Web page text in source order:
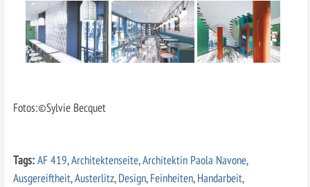
Fotos:©Sylvie Becquet
Tags:AF 419,Architektenseite,Architektin Paola Navone,
Ausgereiftheit,Austerlitz,Design,Feinheiten,Handarbeit,